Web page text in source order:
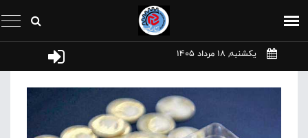
یکشنبه, 18 مرداد 1405